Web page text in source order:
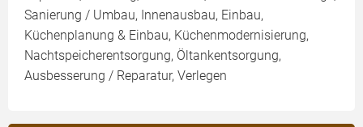
Sanierung / Umbau, Innenausbau, Einbau,
Küchenplanung & Einbau, Küchenmodernisierung,
Nachtspeicherentsorgung, Öltankentsorgung,
Ausbesserung / Reparatur, Verlegen